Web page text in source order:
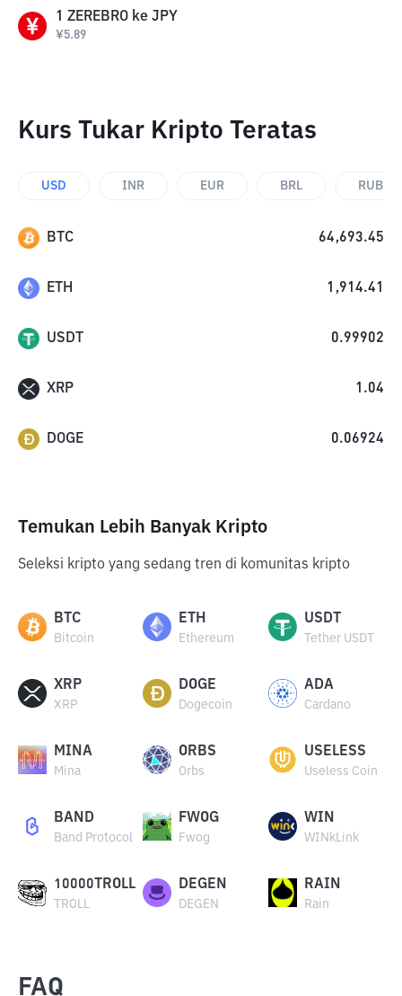
1 ZEREBRO ke JPY
¥5.89
Kurs Tukar Kripto Teratas
USD INR EUR BRL RUB
BTC 64,693.45
ETH 1,914.41
USDT 0.99902
XRP 1.04
DOGE 0.06924
Temukan Lebih Banyak Kripto
Seleksi kripto yang sedang tren di komunitas kripto
BTC
Bitcoin
ETH
Ethereum
USDT
Tether USDT
XRP
XRP
DOGE
Dogecoin
ADA
Cardano
MINA
Mina
ORBS
Orbs
USELESS
Useless Coin
BAND
Band Protocol
FWOG
Fwog
WIN
WINkLink
10000TROLL
TROLL
DEGEN
DEGEN
RAIN
Rain
FAQ